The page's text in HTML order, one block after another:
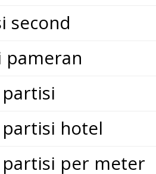
second
pameran
hotel
partisi per meter